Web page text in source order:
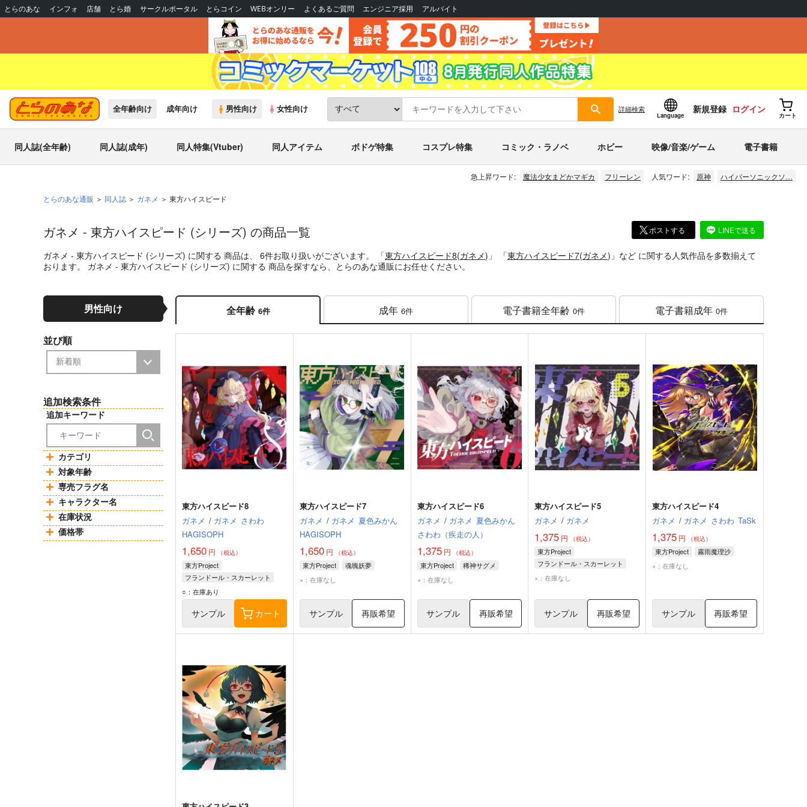
とらのあな インフォ 店舗 とら婚 サークルポータル とらコイン WEBオンリー よくあるご質問 エンジニア採用 アルバイト
全年齢向け 成年向け 男性向け 女性向け 詳細検索
Language
新規登録 ログイン
カート
同人誌(全年齢) 同人誌(成年) 同人特集(Vtuber) 同人アイテム ボドゲ特集 コスプレ特集 コミック・ラノベ ホビー 映像/音楽/ゲーム 電子書籍
急上昇ワード: 魔法少女まどかマギカ フリーレン 人気ワード: 原神 ハイパーソニックソ…
とらのあな通販 同人誌 ガネメ 東方ハイスピード
ポストする LINEで送る
ガネメ - 東方ハイスピード (シリーズ) の商品一覧
ガネメ - 東方ハイスピード (シリーズ) に関する 商品は、 6件お取り扱いがございます。 「東方ハイスピード8(ガネメ)」 「東方ハイスピード7(ガネメ)」 など に関する人気作品を多数揃えて
おります。 ガネメ - 東方ハイスピード (シリーズ) に関する 商品を探すなら、とらのあな通販にお任せください。
男性向け
並び順
追加検索条件
追加キーワード
カテゴリ
対象年齢
専売フラグ名
キャラクター名
在庫状況
価格帯
全年齢 6件 成年 6件 電子書籍全年齢 0件 電子書籍成年 0件
東方ハイスピード8
ガネメ / ガネメ さわわ
HAGISOPH
1,650 円 （税込）
東方Project
フランドール・スカーレット
○：在庫あり
サンプル カート
東方ハイスピード7
ガネメ / ガネメ 夏色みかん
HAGISOPH
1,650円 （税込）
東方Project
魂魄妖夢
×：在庫なし
サンプル 再販希望
東方ハイスピード6
ガネメ / ガネメ 夏色みかん
さわわ（疾走の人）
1,375円 （税込）
東方Project
稀神サグメ
×：在庫なし
サンプル 再販希望
東方ハイスピード5
ガネメ / ガネメ
1,375 円 （税込）
東方Project
フランドール・スカーレット
×：在庫なし
サンプル 再販希望
東方ハイスピード4
ガネメ / ガネメ さわわ TaSk
1,375 円 （税込）
東方Project
霧雨魔理沙
×：在庫なし
サンプル 再販希望